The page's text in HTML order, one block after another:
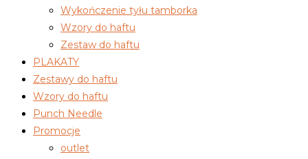
Wykończenie tyłu tamborka
Wzory do haftu
Zestaw do haftu
PLAKATY
Zestawy do haftu
Wzory do haftu
Punch Needle
Promocje
outlet